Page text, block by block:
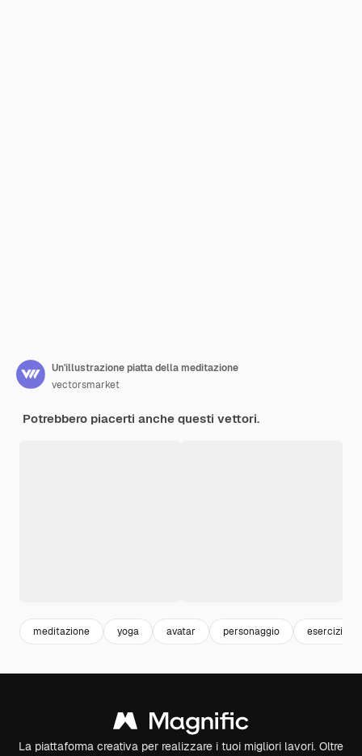
Un'illustrazione piatta della meditazione
vectorsmarket
Potrebbero piacerti anche questi vettori.
meditazione yoga avatar personaggio esercizi
La piattaforma creativa per realizzare i tuoi migliori lavori. Oltre